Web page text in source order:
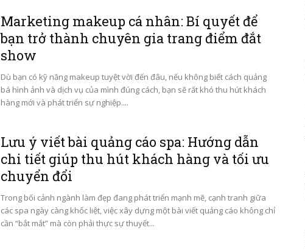
Marketing makeup cá nhân: Bí quyết để
bạn trở thành chuyên gia trang điểm đắt
show
Dù bạn có kỹ năng makeup tuyệt vời đến đâu, nếu không biết cách quảng
bá hình ảnh và dịch vụ của mình đúng cách, bạn sẽ rất khó thu hút khách
hàng mới và phát triển sự nghiệp....
Lưu ý viết bài quảng cáo spa: Hướng dẫn
chi tiết giúp thu hút khách hàng và tối ưu
chuyển đổi
Trong bối cảnh ngành làm đẹp đang phát triển mạnh mẽ, cạnh tranh giữa
các spa ngày càng khốc liệt, việc xây dựng một bài viết quảng cáo không chỉ
cần “bắt mắt” mà còn phải thực sự thuyết...